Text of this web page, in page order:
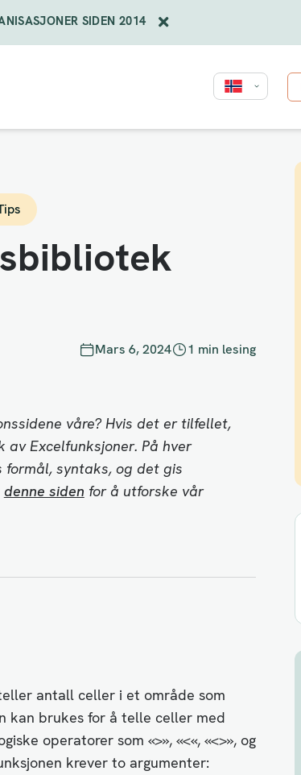
SIDEN 2014
Mars 6, 2024 1 min lesing
våre? Hvis det er tilfellet,
Excelfunksjoner. På hver
formål, syntaks, og det gis
denne siden for å utforske vår
teller antall celler i et område som
kan brukes for å telle celler med
operatorer som «>», «<«, «<>», og
krever to argumenter: